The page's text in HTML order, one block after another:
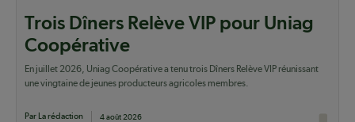
Trois Dîners Relève VIP pour Uniag
Coopérative
En juillet 2026, Uniag Coopérative a tenu trois Dîners Relève VIP réunissant
une vingtaine de jeunes producteurs agricoles membres.
Par La rédaction 4 août 2026